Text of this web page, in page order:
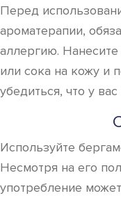
Перед
ароматерапии,
аллергию.
или сока на кожу и
убедиться, что у
Используйте
Несмотря на его
употребление